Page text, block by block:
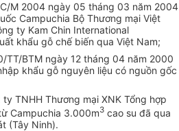
M 2004 ngày 05 tháng 03 năm 2004
Campuchia Bộ Thương mại Việt
ty Kam Chin International
khẩu gỗ chế biến qua Việt Nam;
BTM ngày 12 tháng 04 năm 2000
khẩu gỗ nguyên liệu có nguồn gốc
TNHH Thương mại XNK Tổng hợp
Campuchia 3.000m3 cao su đã qua
(Tây Ninh).